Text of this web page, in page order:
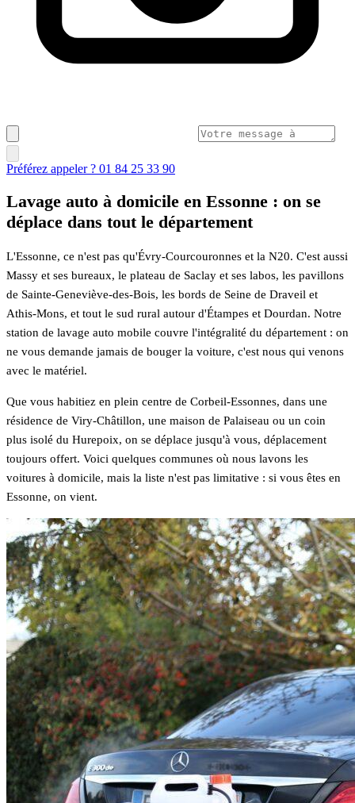
Préférez appeler ? 01 84 25 33 90
Lavage auto à domicile en Essonne : on se
déplace dans tout le département
L'Essonne, ce n'est pas qu'Évry-Courcouronnes et la N20. C'est aussi
Massy et ses bureaux, le plateau de Saclay et ses labos, les pavillons
de Sainte-Geneviève-des-Bois, les bords de Seine de Draveil et
Athis-Mons, et tout le sud rural autour d'Étampes et Dourdan. Notre
station de lavage auto mobile couvre l'intégralité du département : on
ne vous demande jamais de bouger la voiture, c'est nous qui venons
avec le matériel.
Que vous habitiez en plein centre de Corbeil-Essonnes, dans une
résidence de Viry-Châtillon, une maison de Palaiseau ou un coin
plus isolé du Hurepoix, on se déplace jusqu'à vous, déplacement
toujours offert. Voici quelques communes où nous lavons les
voitures à domicile, mais la liste n'est pas limitative : si vous êtes en
Essonne, on vient.